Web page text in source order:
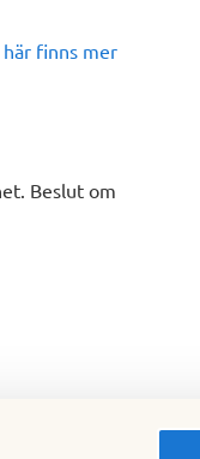
här finns mer
Beslut om